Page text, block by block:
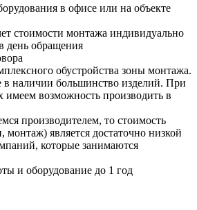
в офисе или на объекте
стоимости монтажа индивидуально
день обращения
обустройства зоны монтажа.
в наличии большинство изделий. При
имеем возможность производить в
производителем, то стоимость
монтаж) является достаточно низкой
которые занимаются
и оборудование до 1 год